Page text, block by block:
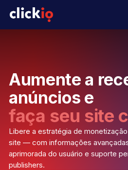
Aumente a
anúncios e
faça seu site
Libere a estratégia de
site — com informações
aprimorada do usuário e suporte
publishers.